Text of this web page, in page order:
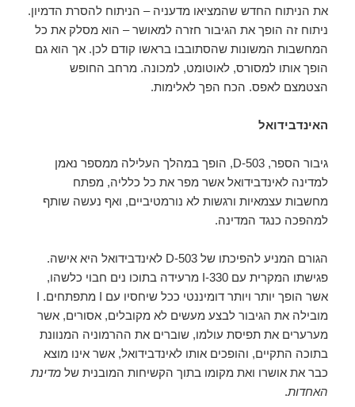
את הניתוח החדש שהמציאו מדעניה – הניתוח להסרת הדמיון.
ניתוח זה הופך את הגיבור חזרה למאושר – הוא מסלק את כל
המחשבות המשונות שהסתובבו בראשו קודם לכן. אך הוא גם
הופך אותו למסורס, לאוטומט, למכונה. מרחב החופש
הצטמצם לאפס. הכח הפך לאלימות.
האינדבידואל
גיבור הספר, D-503, הופך במהלך העלילה ממספר נאמן
למדינה לאינדבידואל אשר מפר את כל כלליה, מפתח
מחשבות עצמאיות ורגשות לא נורמטיביים, ואף נעשה שותף
למהפכה כנגד המדינה.
הגורם המניע להפיכתו של D-503 לאינדבידואל היא אישה.
פגישתו המקרית עם I-330 מרעידה בתוכו נים חבוי כלשהו,
מובילה את הגיבור לבצע מעשים לא מקובלים, אסורים, אשר
מערערים את תפיסת עולמו, שוברים את ההרמוניה המנוונת
בתוכה התקיים, והופכים אותו לאינדבידואל, אשר אינו מוצא
כבר את אושרו ואת מקומו בתוך הקשיחות המובנית שלמדינת
האחדות.